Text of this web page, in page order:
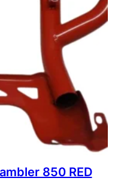
850 RED